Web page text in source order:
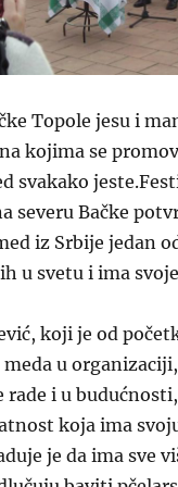
Topolejesu i
kojima se
svakako jeste.
severu Bačke
ed iz Srbije jedan
u svetu i ima
koji je od
u
rade i u
koja ima
je daima sve